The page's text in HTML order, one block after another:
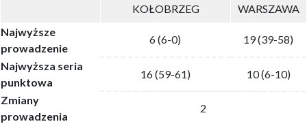
KOŁOBRZEG
WARSZAWA
Najwyższe
prowadzenie
6 (6-0) 19 (39-58)
Najwyższa seria
punktowa
16 (59-61)
10 (6-10)
Zmiany
prowadzenia
2